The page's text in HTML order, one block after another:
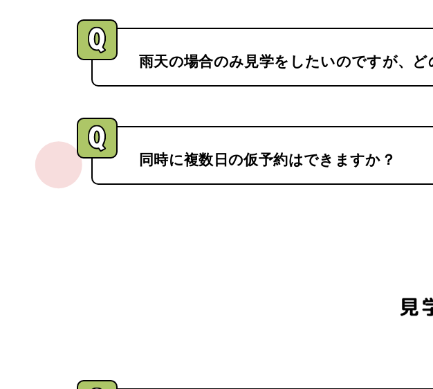
雨天の場合のみ見学をしたいのですが、
同時に複数日の仮予約はできますか？